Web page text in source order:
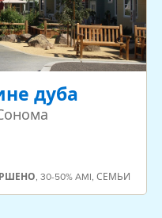
дуба
, 30-50% AMI, СЕМЬИ